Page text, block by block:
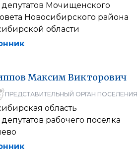
депутатов Мочищенского
Новосибирского района
области
Максим Викторович
ПРЕДСТАВИТЕЛЬНЫЙ ОРГАН ПОСЕЛЕНИЯ
область
рабочего поселка